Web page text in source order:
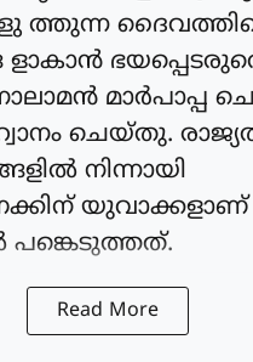
ത്തുന്ന
മാര്‍പാപ്പ
ചെയ്തു.
നിന്നായി
പങ്കെടുത്തത്.
Read More